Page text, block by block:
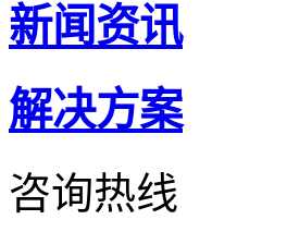
新闻资讯
解决方案
咨询热线